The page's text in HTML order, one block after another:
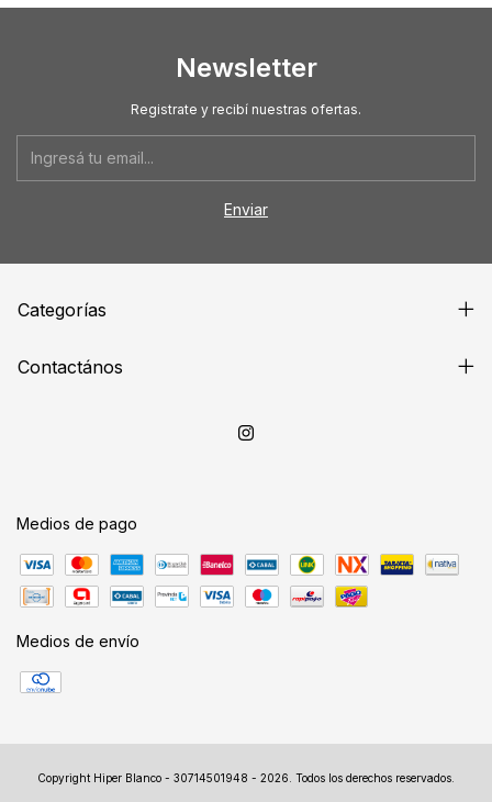
Newsletter
Registrate y recibí nuestras ofertas.
Categorías
Contactános
Medios de pago
Medios de envío
Copyright Hiper Blanco - 30714501948 - 2026. Todos los derechos reservados.